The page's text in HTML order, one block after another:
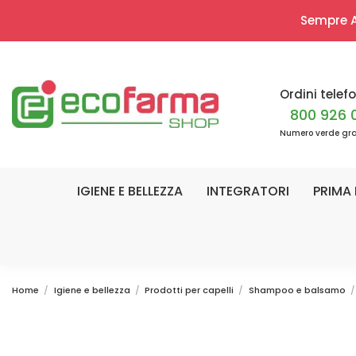
Sempre
Ordini
800 926
Numero verde
IGIENE E BELLEZZA INTEGRATORI PRIMA
Home Igiene e bellezza Prodotti per capelli Shampoo e balsamo